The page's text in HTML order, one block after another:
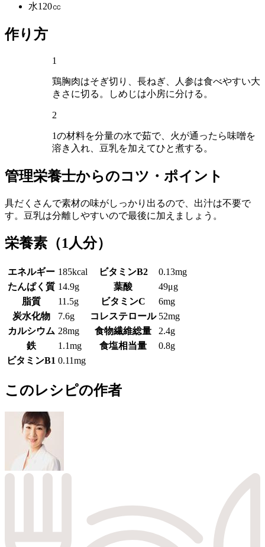
水120㏄
作り方
1
鶏胸肉はそぎ切り、長ねぎ、人参は食べやすい大
きさに切る。しめじは小房に分ける。
2
1の材料を分量の水で茹で、火が通ったら味噌を
溶き入れ、豆乳を加えてひと煮する。
管理栄養士からのコツ・ポイント
具だくさんで素材の味がしっかり出るので、出汁は不要で
す。豆乳は分離しやすいので最後に加えましょう。
栄養素 （1人分）
エネルギー 185kcal ビタミンB2
0.13mg
たんぱく質 14.9g 葉酸
49μg
脂質
11.5g ビタミンC
6mg
炭水化物
7.6g コレステロール 52mg
カルシウム 28mg 食物繊維総量
2.4g
鉄
1.1mg 食塩相当量
0.8g
ビタミンB1 0.11mg
このレシピの作者